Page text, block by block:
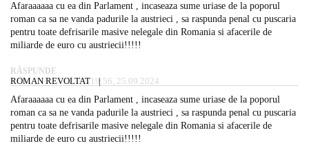
Afaraaaaaa cu ea din Parlament , incaseaza sume uriase de la poporul
roman ca sa ne vanda padurile la austrieci , sa raspunda penal cu puscaria
pentru toate defrisarile masive nelegale din Romania si afacerile de
miliarde de euro cu austriecii!!!!!
RĂSPUNDE
ROMAN REVOLTAT19:56, 25.09.2024
Afaraaaaaa cu ea din Parlament , incaseaza sume uriase de la poporul
roman ca sa ne vanda padurile la austrieci , sa raspunda penal cu puscaria
pentru toate defrisarile masive nelegale din Romania si afacerile de
miliarde de euro cu austriecii!!!!!